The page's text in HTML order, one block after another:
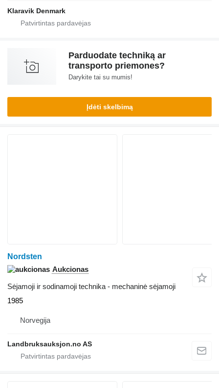
Klaravik Denmark
Parduodate techniką ar
transporto priemones?
Darykite tai su mumis!
Įdėti skelbimą
Nordsten
Aukcionas
Sėjamoji ir sodinamoji technika - mechaninė sėjamoji
1985
Norvegija
Landbruksauksjon.no AS